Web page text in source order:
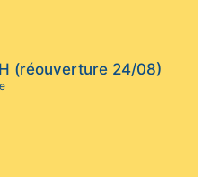
(réouverture 24/08)